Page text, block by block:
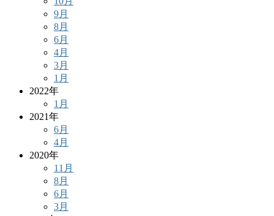
9月
8月
6月
4月
3月
1月
2022年
1月
2021年
6月
4月
2020年
11月
8月
6月
3月